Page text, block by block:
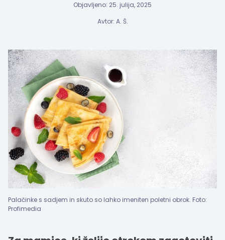
Objavljeno: 25. julija, 2025
Avtor: A. Š.
Palačinke s sadjem in skuto so lahko imeniten poletni obrok. Foto:
Profimedia